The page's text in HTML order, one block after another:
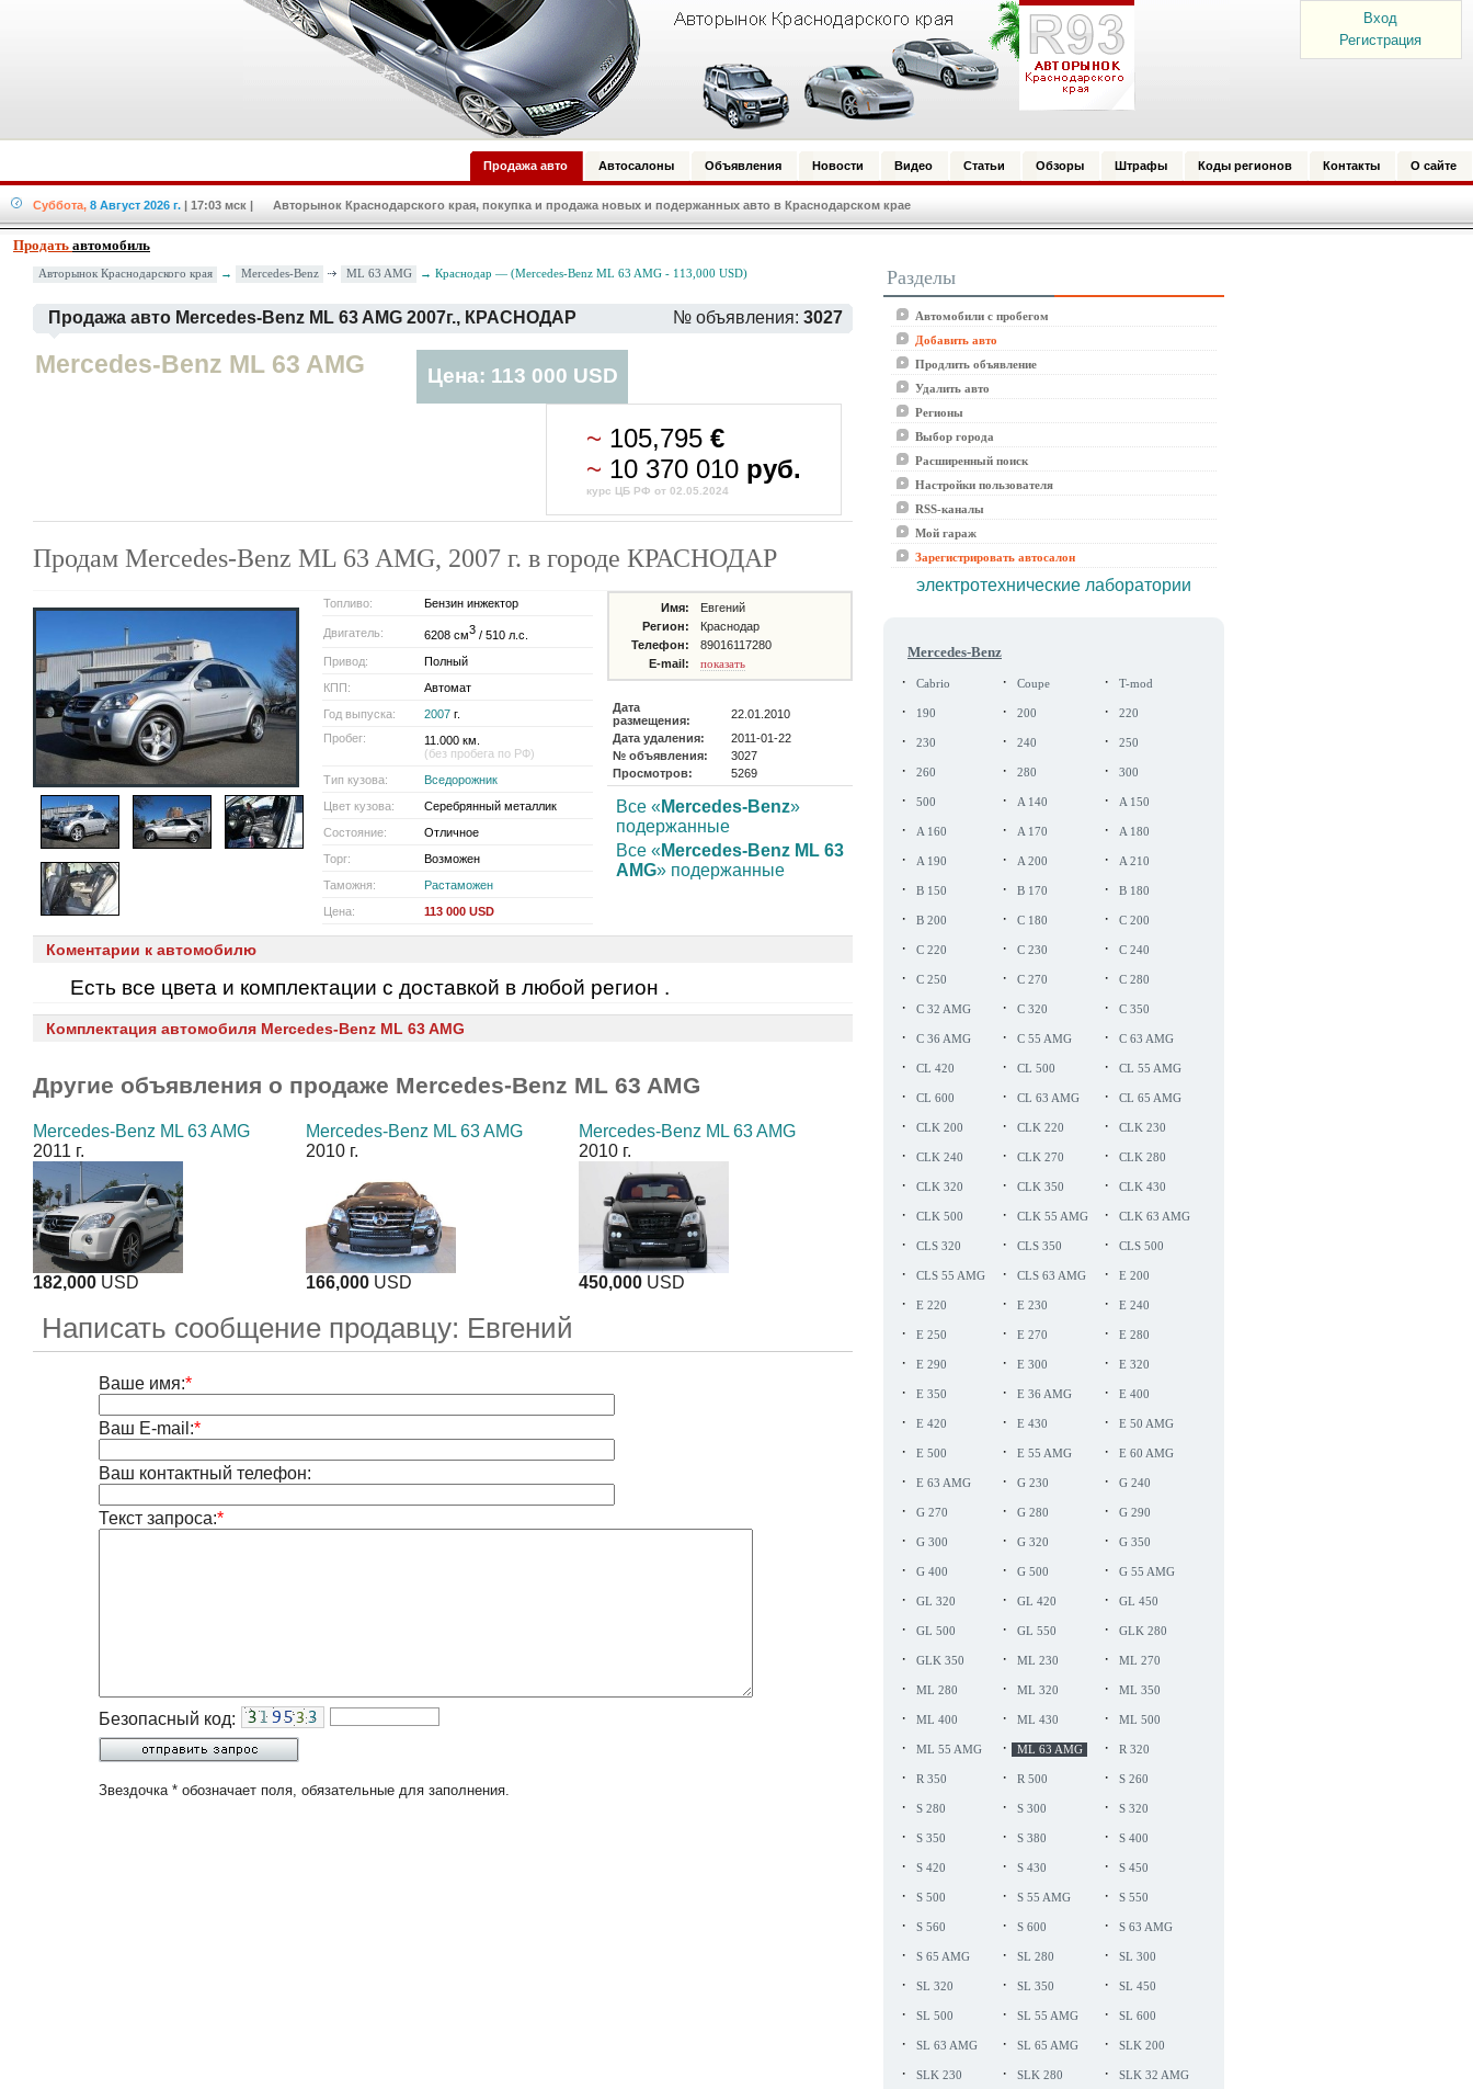
Вход
Регистрация
Продажа авто Автосалоны Объявления Новости Видео Статьи Обзоры Штрафы Коды регионов Контакты О сайте
Суббота, 8 Август 2026 г. | 17:03 мск | Авторынок Краснодарского края, покупка и продажа новых и подержанных авто в Краснодарском крае
Продать автомобиль
Авторынок Краснодарского края → Mercedes-Benz ML 63 AMG → Краснодар — (Mercedes-Benz ML 63 AMG - 113,000 USD)
Продажа авто Mercedes-Benz ML 63 AMG 2007г., КРАСНОДАР № объявления: 3027
Mercedes-Benz ML 63 AMG Цена: 113 000 USD
~ 105,795€
~ 10 370 010 руб.
курс ЦБ РФ от 02.05.2024
Продам Mercedes-Benz ML 63 AMG, 2007 г. в городе КРАСНОДАР
Топливо: Бензин инжектор
Двигатель: 6208 см3 / 510 л.с.
Привод:
Полный
КПП:
Автомат
Год выпуска:
2007 г.
Пробег:
11.000 км.
(без пробега по РФ)
Тип кузова:
Вседорожник
Цвет кузова:
Серебрянный металлик
Состояние:
Отличное
Торг:
Возможен
Таможня:
Растаможен
Цена:
113 000 USD
Имя:
Евгений
Регион:
Краснодар
Телефон:
89016117280
E-mail:
показать
Дата
размещения:
22.01.2010
Дата удаления:
2011-01-22
№ объявления:
3027
Просмотров:
5269
Все « Mercedes-Benz»
подержанные
Все « Mercedes-Benz ML 63
AMG» подержанные
Коментарии к автомобилю
Есть все цвета и комплектации с доставкой в любой регион .
Комплектация автомобиля Mercedes-Benz ML 63 AMG
Другие объявления о продаже Mercedes-Benz ML 63 AMG
Mercedes-Benz ML 63 AMG
2011 г.
182,000 USD
Mercedes-Benz ML 63 AMG
2010 г.
166,000 USD
Mercedes-Benz ML 63 AMG
2010 г.
450,000 USD
Написать сообщение продавцу: Евгений
Ваше имя:*
Ваш E-mail:*
Ваш контактный телефон:
Текст запроса:*
Безопасный код:
Звездочка * обозначает поля, обязательные для заполнения.
Разделы
Автомобили с пробегом
Добавить авто
Продлить объявление
Удалить авто
Регионы
Выбор города
Расширенный поиск
Настройки пользователя
RSS-каналы
Мой гараж
Зарегистрировать автосалон
электротехнические лаборатории
Mercedes-Benz
· Cabrio · Coupe · T-mod
· 190 · 200 · 220
· 230 · 240 · 250
· 260 · 280 · 300
· 500 · A 140 · A 150
· A 160 · A 170 · A 180
· A 190 · A 200 · A 210
· B 150 · B 170 · B 180
· B 200 · C 180 · C 200
· C 220 · C 230 · C 240
· C 250 · C 270 · C 280
· C 32 AMG · C 320 · C 350
· C 36 AMG · C 55 AMG · C 63 AMG
· CL 420 · CL 500 · CL 55 AMG
· CL 600 · CL 63 AMG · CL 65 AMG
· CLK 200 · CLK 220 · CLK 230
· CLK 240 · CLK 270 · CLK 280
· CLK 320 · CLK 350 · CLK 430
· CLK 500 · CLK 55 AMG · CLK 63 AMG
· CLS 320 · CLS 350 · CLS 500
· CLS 55 AMG · CLS 63 AMG · E 200
· E 220 · E 230 · E 240
· E 250 · E 270 · E 280
· E 290 · E 300 · E 320
· E 350 · E 36 AMG · E 400
· E 420 · E 430 · E 50 AMG
· E 500 · E 55 AMG · E 60 AMG
· E 63 AMG · G 230 · G 240
· G 270 · G 280 · G 290
· G 300 · G 320 · G 350
· G 400 · G 500 · G 55 AMG
· GL 320 · GL 420 · GL 450
· GL 500 · GL 550 · GLK 280
· GLK 350 · ML 230 · ML 270
· ML 280 · ML 320 · ML 350
· ML 400 · ML 430 · ML 500
· ML 55 AMG · ML 63 AMG · R 320
· R 350 · R 500 · S 260
· S 280 · S 300 · S 320
· S 350 · S 380 · S 400
· S 420 · S 430 · S 450
· S 500 · S 55 AMG · S 550
· S 560 · S 600 · S 63 AMG
· S 65 AMG · SL 280 · SL 300
· SL 320 · SL 350 · SL 450
· SL 500 · SL 55 AMG · SL 600
· SL 63 AMG · SL 65 AMG · SLK 200
· SLK 230 · SLK 280 · SLK 32 AMG